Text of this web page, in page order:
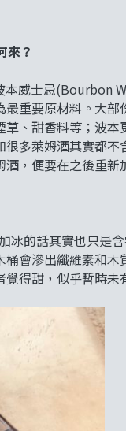
來？
威士忌(Bourbon
重要原材料。大
、甜香料等；波
多萊姆酒其實都不
，便要在之後重新
冰的話其實也只是
會滲出纖維素和
得甜，似乎暫時未